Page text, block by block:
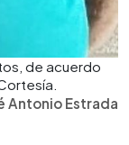
de acuerdo
Antonio Estrada